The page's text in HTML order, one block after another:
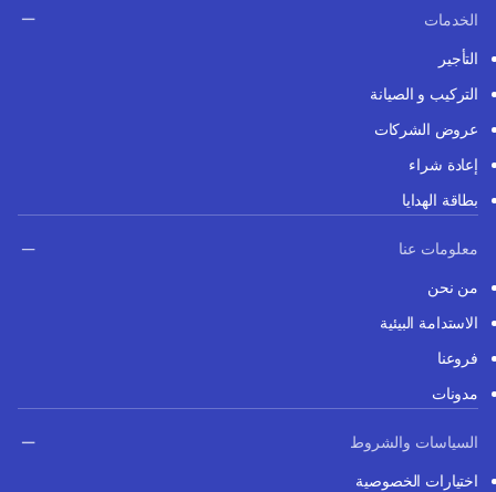
الخدمات
التأجير
التركيب و الصيانة
عروض الشركات
إعادة شراء
بطاقة الهدايا
معلومات عنا
من نحن
الاستدامة البيئية
فروعنا
مدونات
السياسات والشروط
اختيارات الخصوصية